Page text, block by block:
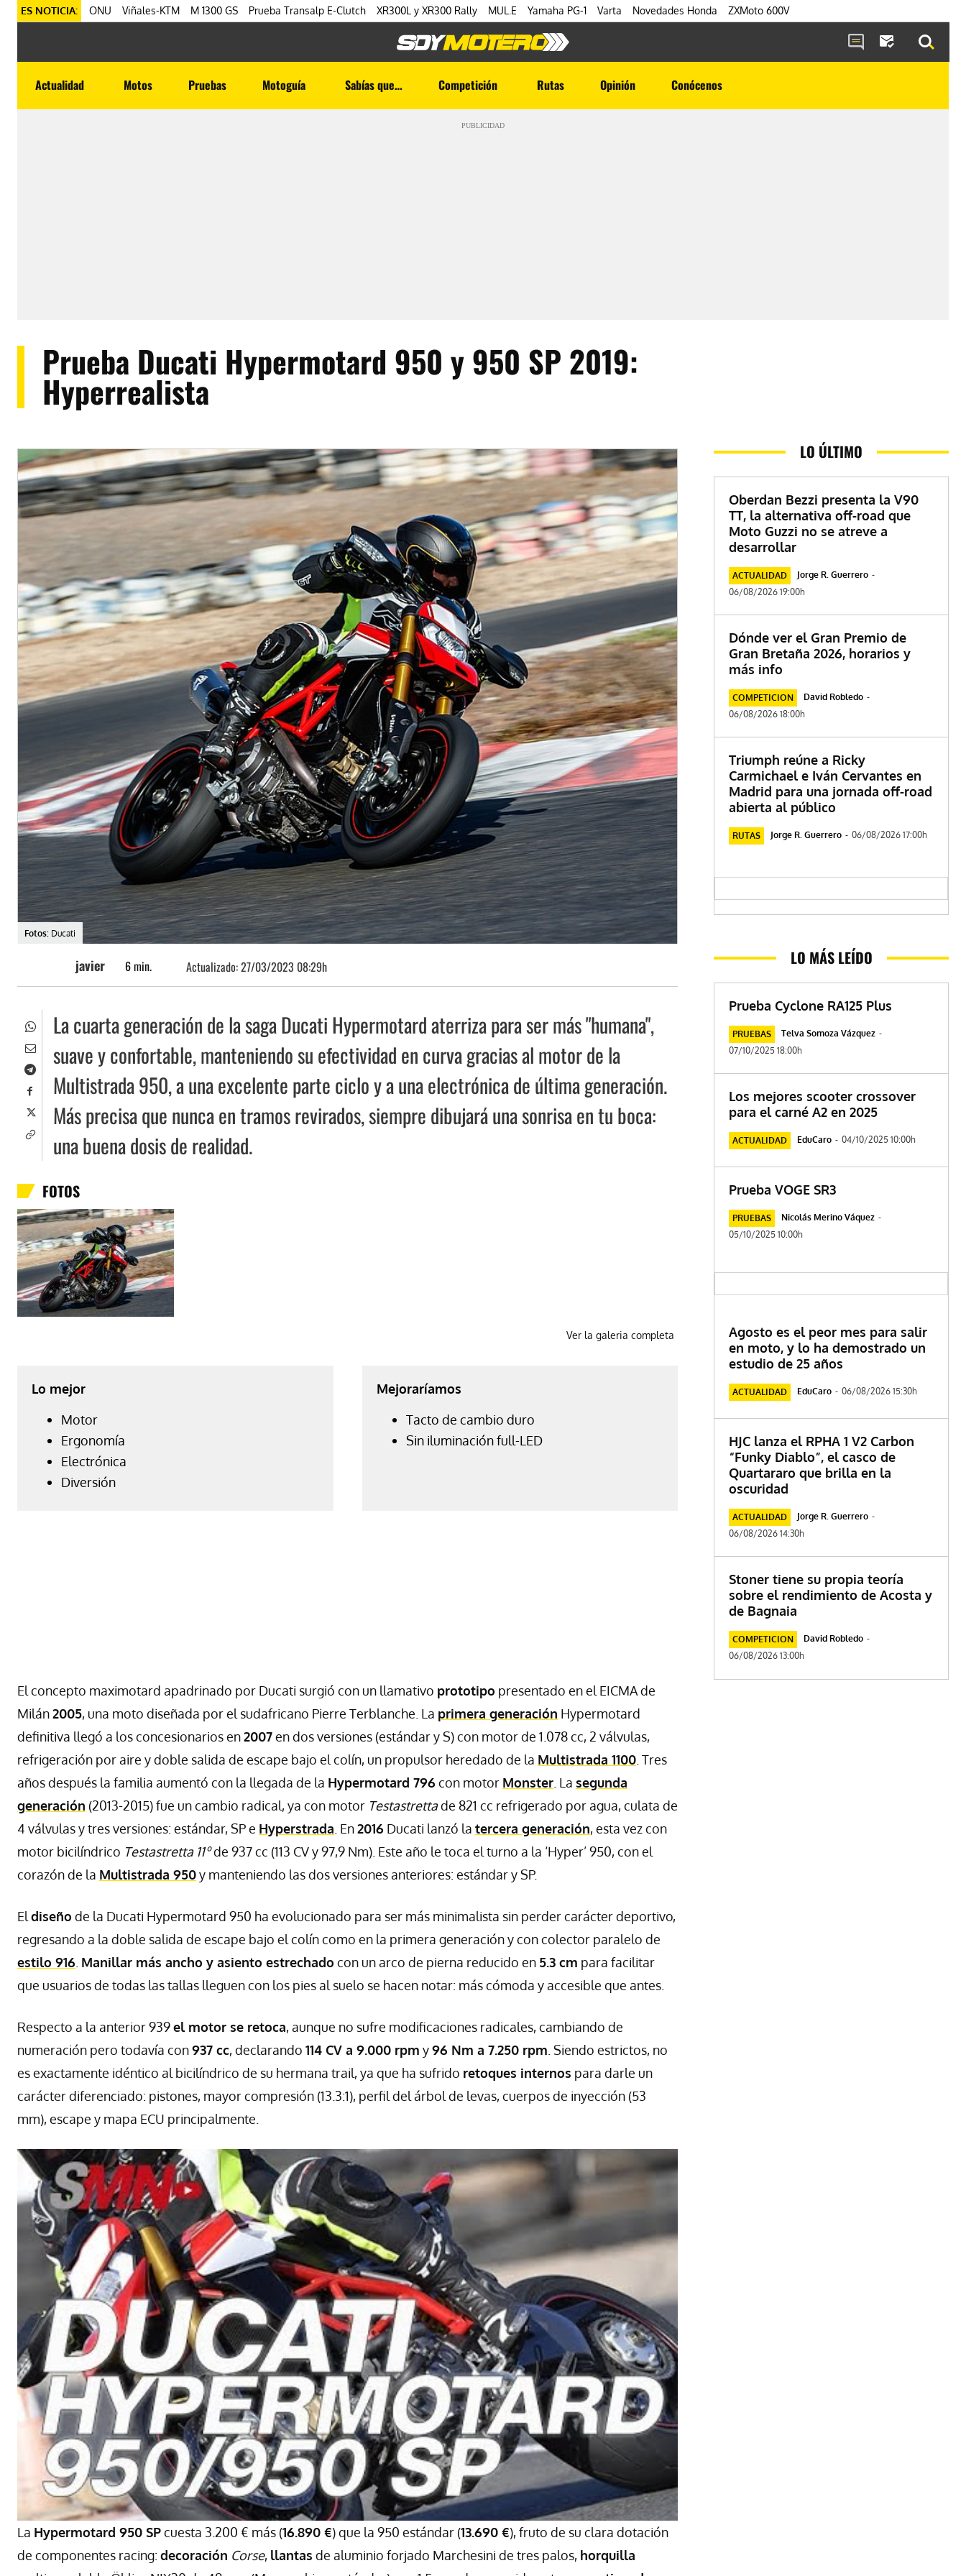
ES NOTICIA: ONU Viñales-KTM M 1300 GS Prueba Transalp E-Clutch XR300L y XR300 Rally MUL.E Yamaha PG-1 Varta Novedades Honda ZXMoto 600V
Actualidad Motos Pruebas Motoguía Sabías que… Competición Rutas Opinión Conócenos
PUBLICIDAD
Prueba Ducati Hypermotard 950 y 950 SP 2019:
Hyperrealista
Fotos: Ducati
javier 6min. Actualizado:27/03/2023 08:29h
La cuarta generación de la saga Ducati Hypermotard aterriza para ser más "humana",
suave y confortable, manteniendo su efectividad en curva gracias al motor de la
Multistrada 950, a una excelente parte ciclo y a una electrónica de última generación.
Más precisa que nunca en tramos revirados, siempre dibujará una sonrisa en tu boca:
una buena dosis de realidad.
FOTOS
Ver la galeria completa
Lo mejor
Motor
Ergonomía
Electrónica
Diversión
Mejoraríamos
Tacto de cambio duro
Sin iluminación full-LED
El concepto maximotard apadrinado por Ducati surgió con un llamativo prototipo presentado en el EICMAde
Milán2005, una moto diseñada por el sudafricano Pierre Terblanche. La primera generación Hypermotard
definitiva llegó a los concesionarios en2007en dos versiones (estándar y S) con motor de 1.078 cc, 2 válvulas,
refrigeración por aire y doble salida de escape bajo el colín, un propulsor heredado de la Multistrada 1100 . Tres
años después la familia aumentó con la llegada de la Hypermotard 796 con motor Monster . La segunda
generación (2013-2015) fue un cambio radical, ya con motor Testastrettade 821 cc refrigerado por agua, culata de
4 válvulas y tres versiones: estándar, SP e Hyperstrada . En2016 Ducati lanzó la tercera generación, esta vez con
motor bicilíndrico Testastretta 11ºde 937 cc (113 CV y 97,9 Nm). Este año le toca el turno a la ‘Hyper’ 950, con el
corazón de la Multistrada 950y manteniendo las dos versiones anteriores: estándar y SP.
El diseño de la Ducati Hypermotard 950 ha evolucionado para ser más minimalista sin perder carácter deportivo,
regresando a la doble salida de escape bajo el colín como en la primera generación y con colector paralelo de
estilo 916 Manillar más ancho y asiento estrechado con un arco de pierna reducido en 5.3 cm para facilitar
que usuarios de todas las tallas lleguen con los pies al suelo se hacen notar: más cómoda y accesible que antes.
Respecto a la anterior 939el motor se retoca, aunque no sufre modificaciones radicales, cambiando de
numeración pero todavía con937 cc, declarando 114 CV a 9.000 rpm y96 Nm a 7.250 rpm . Siendo estrictos, no
es exactamente idéntico al bicilíndrico de su hermana trail, ya que ha sufrido retoques internos para darle un
carácter diferenciado: pistones, mayor compresión (13.3:1), perfil del árbol de levas, cuerpos de inyección (53
mm), escape y mapa ECU principalmente.
La Hypermotard 950 SPcuesta 3.200 € más (16.890 €) que la 950 estándar (13.690 €), fruto de su clara dotación
de componentes racing: decoración Corse, llantas de aluminio forjado Marchesini de tres palos, horquilla
LO ÚLTIMO
Oberdan Bezzi presenta la V90
TT, la alternativa off-road que
Moto Guzzi no se atreve a
desarrollar
ACTUALIDAD Jorge R. Guerrero -
06/08/2026 19:00h
Dónde ver el Gran Premio de
Gran Bretaña 2026, horarios y
más info
COMPETICION David Robledo -
06/08/2026 18:00h
Triumph reúne a Ricky
Carmichael e Iván Cervantes en
Madrid para una jornada off-road
abierta al público
RUTAS Jorge R. Guerrero - 06/08/2026 17:00h
LO MÁS LEÍDO
Prueba Cyclone RA125 Plus
PRUEBAS Telva Somoza Vázquez -
07/10/2025 18:00h
Los mejores scooter crossover
para el carné A2 en 2025
ACTUALIDAD EduCaro - 04/10/2025 10:00h
Prueba VOGE SR3
PRUEBAS Nicolás Merino Váquez -
05/10/2025 10:00h
Agosto es el peor mes para salir
en moto, y lo ha demostrado un
estudio de 25 años
ACTUALIDAD EduCaro - 06/08/2026 15:30h
HJC lanza el RPHA 1 V2 Carbon
“Funky Diablo”, el casco de
Quartararo que brilla en la
oscuridad
ACTUALIDAD Jorge R. Guerrero -
06/08/2026 14:30h
Stoner tiene su propia teoría
sobre el rendimiento de Acosta y
de Bagnaia
COMPETICION David Robledo -
06/08/2026 13:00h